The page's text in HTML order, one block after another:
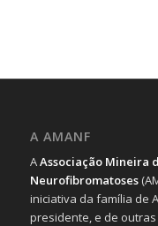
A AMANF
AAssociação Mineira
Neurofibromatoses
iniciativa da família de
presidente, e de